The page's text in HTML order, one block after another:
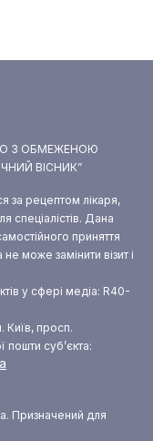
З ОБМЕЖЕНОЮ
ВІСНИК”
за рецептом лікаря,
спеціалістів. Дана
приняття
може замінити візит і
у сфері медіа: R40-
Київ, просп.
суб’єкта:
Призначений для